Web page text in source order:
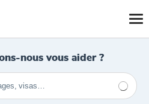
nous vous aider ?